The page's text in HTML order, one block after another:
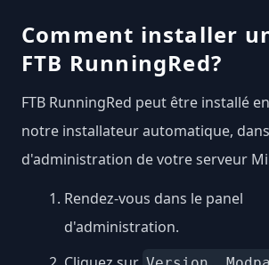
Comment installer
FTB RunningRed?
FTB RunningRed peut être installé
notre installateur automatique,
d'administration de votre serveur
Rendez-vous dans le panel
d'administration.